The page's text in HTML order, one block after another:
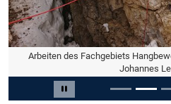
Carousel pausieren
Arbeiten des Fachgebiets
Johannes
Slide 2 von 5